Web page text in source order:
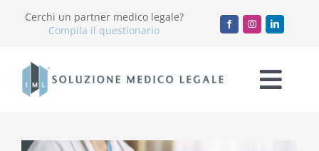
Cerchi un partner medico legale?
Compila il questionario